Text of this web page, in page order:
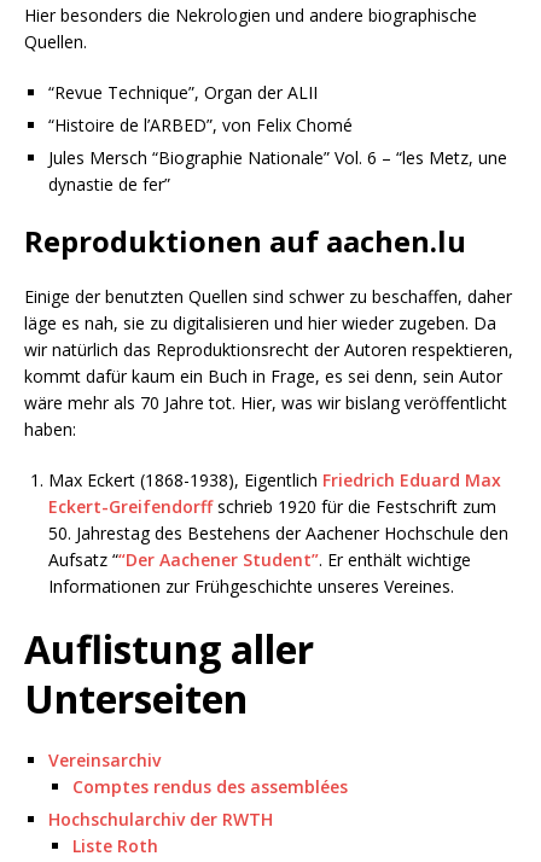
Hier besonders die Nekrologien und andere biographische
Quellen.
“Revue Technique”, Organ der ALII
“Histoire de l’ARBED”, von Felix Chomé
Jules Mersch “Biographie Nationale” Vol. 6 – “les Metz, une
dynastie de fer”
Reproduktionen auf aachen.lu
Einige der benutzten Quellen sind schwer zu beschaffen, daher
läge es nah, sie zu digitalisieren und hier wieder zugeben. Da
wir natürlich das Reproduktionsrecht der Autoren respektieren,
kommt dafür kaum ein Buch in Frage, es sei denn, sein Autor
wäre mehr als 70 Jahre tot. Hier, was wir bislang veröffentlicht
haben:
Max Eckert (1868-1938), Eigentlich Friedrich Eduard Max
Eckert-Greifendorffschrieb 1920 für die Festschrift zum
50. Jahrestag des Bestehens der Aachener Hochschule den
Aufsatz ““Der Aachener Student”. Er enthält wichtige
Informationen zur Frühgeschichte unseres Vereines.
Auflistung aller
Unterseiten
Vereinsarchiv
Comptes rendus des assemblées
Hochschularchiv der RWTH
Liste Roth